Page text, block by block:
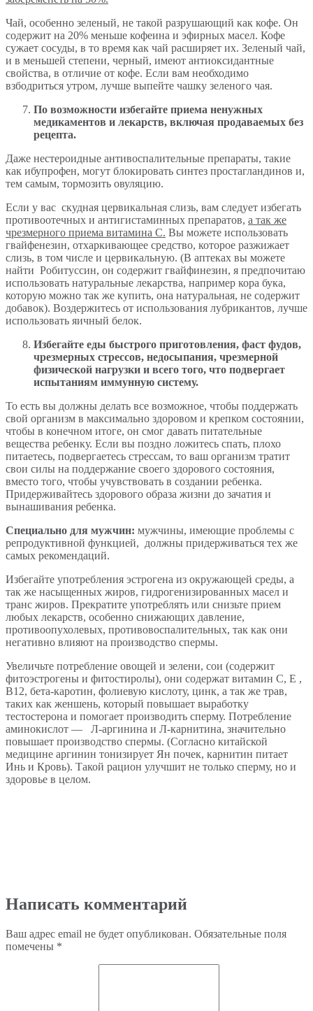
Чай, особенно зеленый, не такой разрушающий как кофе. Он
содержит на 20% меньше кофеина и эфирных масел. Кофе
сужает сосуды, в то время как чай расширяет их. Зеленый чай,
и в меньшей степени, черный, имеют антиоксидантные
свойства, в отличие от кофе. Если вам необходимо
взбодриться утром, лучше выпейте чашку зеленого чая.
По возможности избегайте приема ненужных
медикаментов и лекарств, включая продаваемых без
рецепта.
Даже нестероидные антивоспалительные препараты, такие
как ибупрофен, могут блокировать синтез простагландинов и,
тем самым, тормозить овуляцию.
Если у вас скудная цервикальная слизь, вам следует избегать
противоотечных и антигистаминных препаратов, а так же
чрезмерного приема витамина С. Вы можете использовать
гвайфенезин, отхаркивающее средство, которое разжижает
слизь, в том числе и цервикальную. (В аптеках вы можете
найти Робитуссин, он содержит гвайфинезин, я предпочитаю
использовать натуральные лекарства, например кора бука,
которую можно так же купить, она натуральная, не содержит
добавок). Воздержитесь от использования лубрикантов, лучше
использовать яичный белок.
Избегайте еды быстрого приготовления, фаст фудов,
чрезмерных стрессов, недосыпания, чрезмерной
физической нагрузки и всего того, что подвергает
испытаниям иммунную систему.
То есть вы должны делать все возможное, чтобы поддержать
свой организм в максимально здоровом и крепком состоянии,
чтобы в конечном итоге, он смог давать питательные
вещества ребенку. Если вы поздно ложитесь спать, плохо
питаетесь, подвергаетесь стрессам, то ваш организм тратит
свои силы на поддержание своего здорового состояния,
вместо того, чтобы учувствовать в создании ребенка.
Придерживайтесь здорового образа жизни до зачатия и
вынашивания ребенка.
Специально для мужчин: мужчины, имеющие проблемы с
репродуктивной функцией, должны придерживаться тех же
самых рекомендаций.
Избегайте употребления эстрогена из окружающей среды, а
так же насыщенных жиров, гидрогенизированных масел и
транс жиров. Прекратите употреблять или снизьте прием
любых лекарств, особенно снижающих давление,
противоопухолевых, противовоспалительных, так как они
негативно влияют на производство спермы.
Увеличьте потребление овощей и зелени, сои (содержит
фитоэстрогены и фитостиролы), они содержат витамин С, Е ,
В12, бета-каротин, фолиевую кислоту, цинк, а так же трав,
таких как женшень, который повышает выработку
тестостерона и помогает производить сперму. Потребление
аминокислот — Л-аргинина и Л-карнитина, значительно
повышает производство спермы. (Согласно китайской
медицине аргинин тонизирует Ян почек, карнитин питает
Инь и Кровь). Такой рацион улучшит не только сперму, но и
здоровье в целом.
Написать комментарий
Ваш адрес email не будет опубликован. Обязательные поля
помечены *